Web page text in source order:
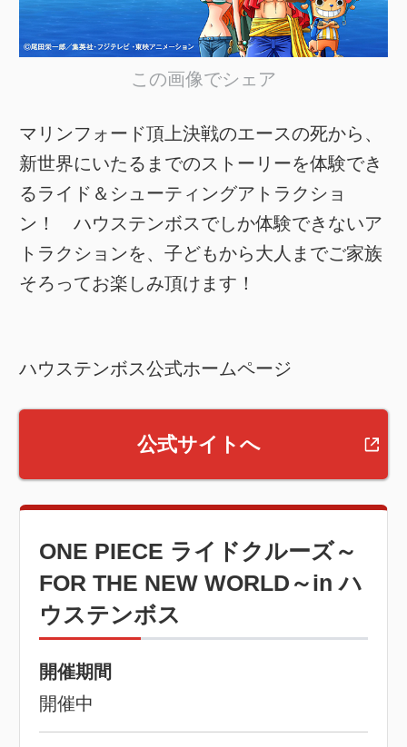
この画像でシェア
マリンフォード頂上決戦のエースの死から、
新世界にいたるまでのストーリーを体験でき
るライド＆シューティングアトラクショ
ン！ ハウステンボスでしか体験できないア
トラクションを、子どもから大人までご家族
そろってお楽しみ頂けます！
ハウステンボス公式ホームページ
公式サイトへ
ONE PIECE ライドクルーズ～
FOR THE NEW WORLD～in ハ
ウステンボス
開催期間
開催中